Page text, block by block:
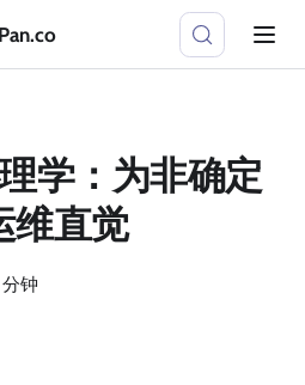
学：为非确定
维直觉
钟